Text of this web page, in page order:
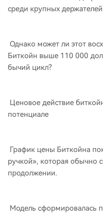
среди крупных
Однако может ли этот
Биткойн выше 110 000
бычий цикл?
Ценовое действие
потенциале
График цены Биткойна
ручкой», которая обычно
продолжении.
Модель сформировалась